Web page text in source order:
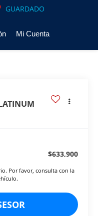
GUARDADO
Mi Cuenta
$633,900
Por favor, consulta con la